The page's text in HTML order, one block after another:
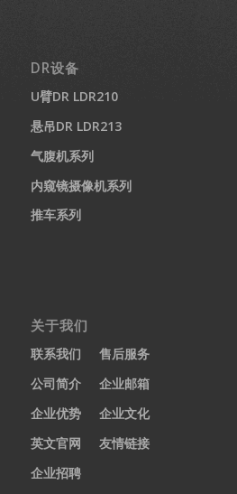
DR设备
U臂DR LDR210
悬吊DR LDR213
气腹机系列
内窥镜摄像机系列
推车系列
关于我们
联系我们
售后服务
公司简介
企业邮箱
企业优势
企业文化
英文官网
友情链接
企业招聘